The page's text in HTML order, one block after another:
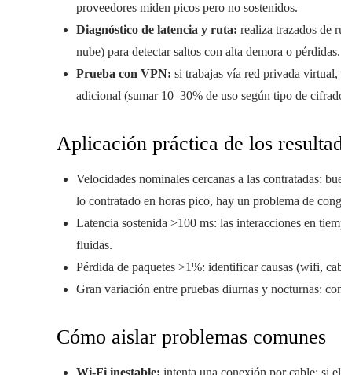
proveedores miden picos pero no sostenidos.
Diagnóstico de latencia y ruta: realiza trazados de
nube) para detectar saltos con alta demora o pérdidas.
Prueba con VPN: si trabajas vía red privada
adicional (sumar 10–30% de uso según tipo de
Aplicación práctica de los
Velocidades nominales cercanas a las contratadas:
lo contratado en horas pico, hay un problema de
Latencia sostenida >100 ms: las interacciones en
fluidas.
Pérdida de paquetes >1%: identificar causas (wifi,
Gran variación entre pruebas diurnas y nocturnas:
Cómo aislar problemas comunes
Wi‑Fi inestable: intenta una conexión por cable; si